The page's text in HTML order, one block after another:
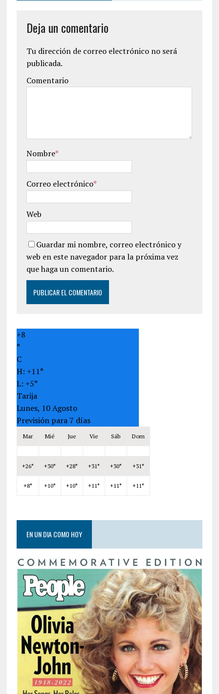
Deja un comentario
Tu dirección de correo electrónico no será
publicada.
Comentario
Nombre*
Correo electrónico*
Web
Guardar mi nombre, correo electrónico y
web en este navegador para la próxima vez
que haga un comentario.
+8
°
C
H: +11°
L: +5°
Tarija
Lunes, 10 Agosto
Previsión para 7 días
Mar Mié Jue Vie Sáb Dom
+26° +30° +28° +31° +30° +31°
+8° +10° +10° +11° +11° +11°
EN UN DIA COMO HOY